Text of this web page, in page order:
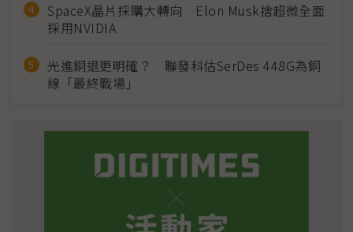
SpaceX晶片採購大轉向 Elon Musk捨超微全面
採用NVIDIA
光進銅退更明確？ 聯發科估SerDes 448G為銅
線「最終戰場」